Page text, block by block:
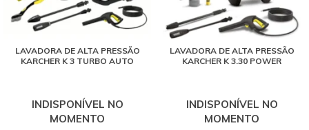
LAVADORA DE ALTA PRESSÃO
KARCHER K 3 TURBO AUTO
INDISPONÍVEL NO
MOMENTO
LAVADORA DE ALTA PRESSÃO
KARCHER K 3.30 POWER
INDISPONÍVEL NO
MOMENTO